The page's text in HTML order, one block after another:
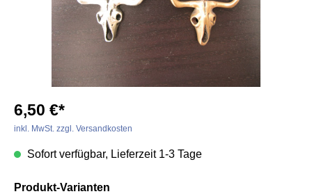
6,50 €*
inkl. MwSt. zzgl. Versandkosten
Sofort verfügbar, Lieferzeit 1-3 Tage
Produkt-Varianten